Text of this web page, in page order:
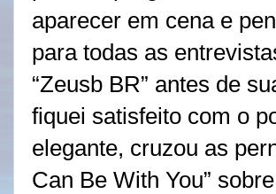
aparecer em cena e
para todas as
“Zeusb BR” antes de
fiquei satisfeito com o
elegante, cruzou as
Can Be With You”